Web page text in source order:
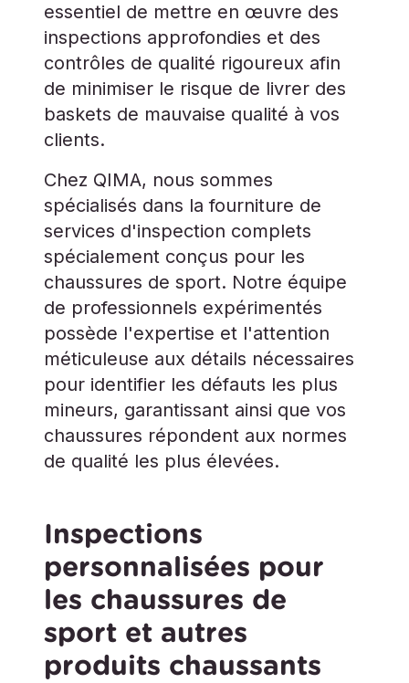
essentiel de mettre en œuvre des
inspections approfondies et des
contrôles de qualité rigoureux afin
de minimiser le risque de livrer des
baskets de mauvaise qualité à vos
clients.
Chez QIMA, nous sommes
spécialisés dans la fourniture de
services d'inspection complets
spécialement conçus pour les
chaussures de sport. Notre équipe
de professionnels expérimentés
possède l'expertise et l'attention
méticuleuse aux détails nécessaires
pour identifier les défauts les plus
mineurs, garantissant ainsi que vos
chaussures répondent aux normes
de qualité les plus élevées.
Inspections
personnalisées pour
les chaussures de
sport et autres
produits chaussants